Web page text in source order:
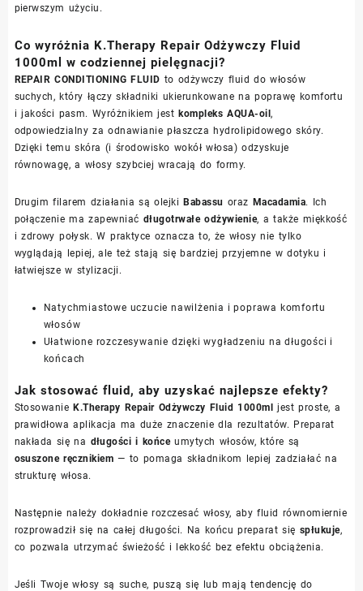
pierwszym użyciu.
Co wyróżnia K.Therapy Repair Odżywczy Fluid
1000ml w codziennej pielęgnacji?
REPAIR CONDITIONING FLUID to odżywczy fluid do włosów
suchych, który łączy składniki ukierunkowane na poprawę komfortu
i jakości pasm. Wyróżnikiem jestkompleks AQUA-oil,
odpowiedzialny za odnawianie płaszcza hydrolipidowego skóry.
Dzięki temu skóra (i środowisko wokół włosa) odzyskuje
równowagę, a włosy szybciej wracają do formy.
Drugim filarem działania są olejkiBabassu oraz Macadamia. Ich
połączenie ma zapewniać długotrwałe odżywienie, a także miękkość
i zdrowy połysk. W praktyce oznacza to, że włosy nie tylko
wyglądają lepiej, ale też stają się bardziej przyjemne w dotyku i
łatwiejsze w stylizacji.
Natychmiastowe uczucie nawilżenia i poprawa komfortu
włosów
Ułatwione rozczesywanie dzięki wygładzeniu na długości i
końcach
Jak stosować fluid, aby uzyskać najlepsze efekty?
StosowanieK.Therapy Repair Odżywczy Fluid 1000ml jest proste, a
prawidłowa aplikacja ma duże znaczenie dla rezultatów. Preparat
nakłada się na długości i końceumytych włosów, które są
osuszone ręcznikiem — to pomaga składnikom lepiej zadziałać na
strukturę włosa.
Następnie należy dokładnie rozczesać włosy, aby fluid równomiernie
rozprowadził się na całej długości. Na końcu preparat się spłukuje,
co pozwala utrzymać świeżość i lekkość bez efektu obciążenia.
Jeśli Twoje włosy są suche, puszą się lub mają tendencję do